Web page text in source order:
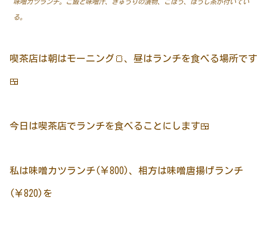
味噌カツランチ。ご飯と味噌汁、きゅうりの漬物、ごほう、ほうじ茶が付いてい
る。
喫茶店は朝はモーニング🍞、昼はランチを食べる場所です
🍱
今日は喫茶店でランチを食べることにします🍱
私は味噌カツランチ(￥800)、相方は味噌唐揚げランチ
(￥820)を